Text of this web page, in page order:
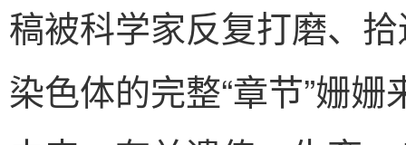
稿被科学家反复打磨、
染色体的完整“章节”姗